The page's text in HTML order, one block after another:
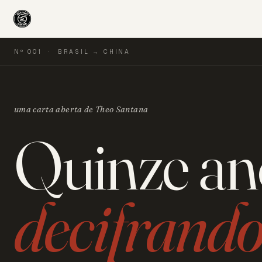
Nº 001 · BRASIL → CHINA
uma carta aberta de Theo Santana
Quinze